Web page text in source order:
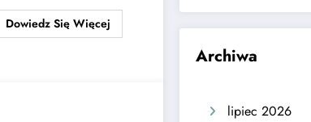
Dowiedz Się Więcej
Archiwa
lipiec 2026